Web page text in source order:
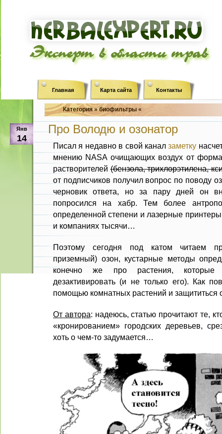
Эксперт в области трав
Главная Карта сайта Контакты
Категория » биофильтры «
Янв
14
Про Володю и озонатор
Писал я недавно в свой каналзаметку
мнению NASA очищающих воздух от
растворителей(бензола, трихлорэтилена,
от подписчиков получил вопрос по поводу
черновик ответа, но за пару дней он
попросился на хабр. Тем более
определенной степени и лазерные
и компаниях тысячи…
Поэтому сегодня под катом читаем
приземный) озон, кустарные методы
конечно же про растения, которые
дезактивировать (и не только его). Как
помощью комнатных растений и защититься
От автора: надеюсь, статью прочитают те,
«кронированием» городских деревьев,
хоть о чем-то задумается…